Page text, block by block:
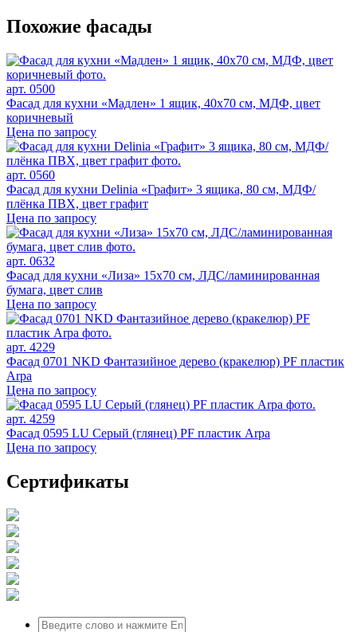
Похожие фасады
арт. 0500
Фасад для кухни «Мадлен» 1 ящик, 40х70 см, МДФ, цвет
коричневый
Цена по запросу
арт. 0560
Фасад для кухни Delinia «Графит» 3 ящика, 80 см, МДФ/
плёнка ПВХ, цвет графит
Цена по запросу
арт. 0632
Фасад для кухни «Лиза» 15х70 см, ЛДС/ламинированная
бумага, цвет слив
Цена по запросу
арт. 4229
Фасад 0701 NKD Фантазийное дерево (кракелюр) PF пластик
Arpa
Цена по запросу
арт. 4259
Фасад 0595 LU Серый (глянец) PF пластик Arpa
Цена по запросу
Сертификаты